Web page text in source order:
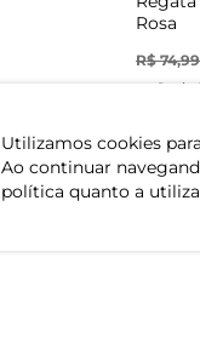
Utilizamos cookies
Ao continuar
política quanto a
Rosa
R$ 74,99
ou 1x